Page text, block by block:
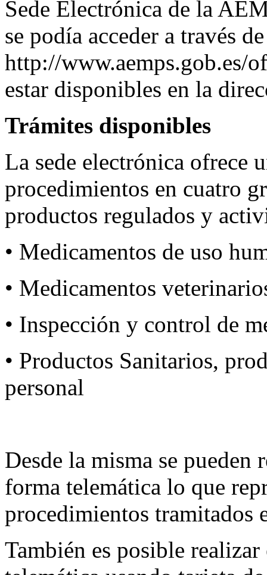
Sede Electrónica de la
se podía acceder a través
http://www.aemps.gob.es/
estar disponibles en la
Trámites disponibles
La sede electrónica ofrece
procedimientos en cuatro
productos regulados y
• Medicamentos de uso
• Medicamentos
• Inspección y control de
• Productos Sanitarios,
personal
Desde la misma se pueden
forma telemática lo que
procedimientos tramitados
También es posible